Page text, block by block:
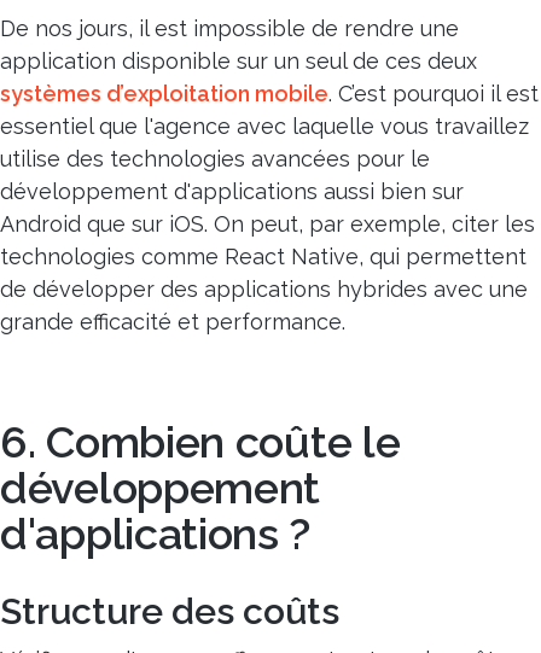
De nos jours, il est impossible de rendre une
application disponible sur un seul de ces deux
systèmes d’exploitation mobile. C’est pourquoi il est
essentiel que l'agence avec laquelle vous travaillez
utilise des technologies avancées pour le
développement d'applications aussi bien sur
Android que sur iOS. On peut, par exemple, citer les
technologies comme React Native, qui permettent
de développer des applications hybrides avec une
grande efficacité et performance.
6. Combien coûte le
développement
d'applications ?
Structure des coûts